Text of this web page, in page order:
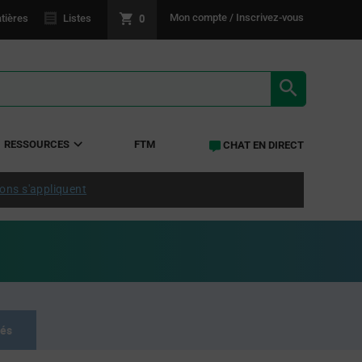
Listes 0 Mon compte / Inscrivez-vous
RESSOURCES FTM CHAT EN DIRECT
s'appliquent